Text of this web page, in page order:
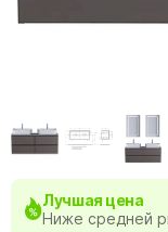
Лучшая цена
Ниже средней